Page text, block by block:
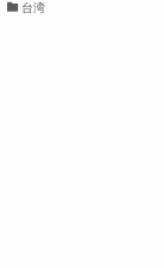
台湾